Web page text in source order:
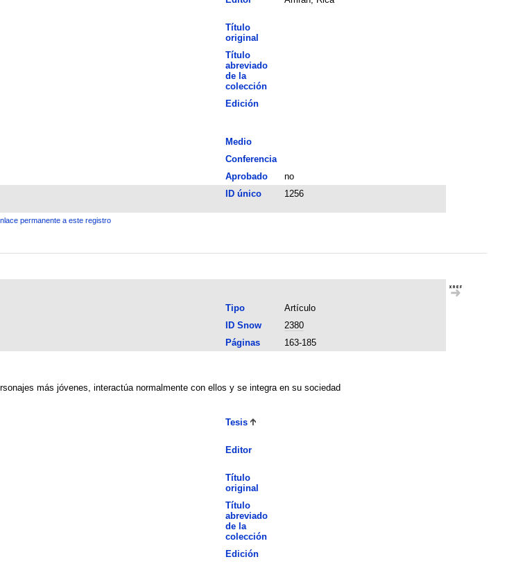
Título
original
Título
abreviado
de la
colección
Edición
Medio
Conferencia
Aprobado
no
ID único 1256
permanente a este registro
Tipo
Artículo
ID Snow
2380
Páginas
163-185
más jóvenes, interactúa normalmente con ellos y se integra en su sociedad
Tesis
Editor
Título
original
Título
abreviado
de la
colección
Edición